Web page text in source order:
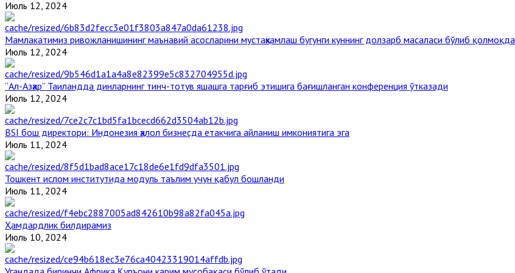
Июль 12, 2024
Мамлакатимиз ривожланишининг маънавий асосларини мустаҳкамлаш бугунги куннинг долзарб масаласи бўлиб қолмоқда
Июль 12, 2024
“Ал-Азҳар” Таиландда динларнинг тинч-тотув яшашга тарғиб этишига бағишланган конференция ўтказади
Июль 12, 2024
BSI бош директори: Индонезия ҳалол бизнесда етакчига айланиш имкониятига эга
Июль 11, 2024
Тошкент ислом институтида модуль таълим учун қабул бошланди
Июль 11, 2024
Ҳамдардлик билдирамиз
Июль 10, 2024